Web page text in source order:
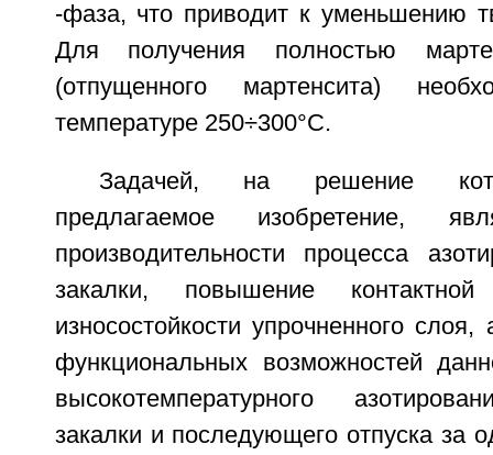
-фаза, что приводит к уменьшению
Для получения полностью
(отпущенного мартенсита)
температуре 250÷300°С.
Задачей, на решение
предлагаемое изобретение,
производительности процесса
закалки, повышение
износостойкости упрочненного
функциональных возможностей
высокотемпературного
закалки и последующего отпуска за